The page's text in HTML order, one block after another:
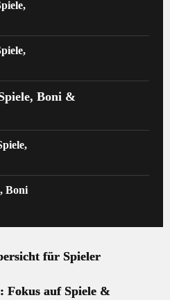
Boni &
Boni
für Spieler
Fokus auf Spiele &